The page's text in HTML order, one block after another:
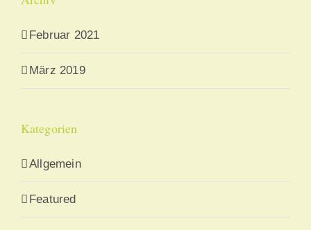
Februar 2021
März 2019
Kategorien
Allgemein
Featured